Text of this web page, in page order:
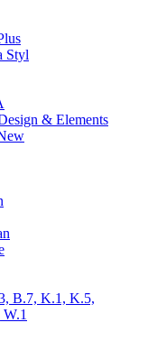
Styl
& Elements
B.7, K.1, K.5,